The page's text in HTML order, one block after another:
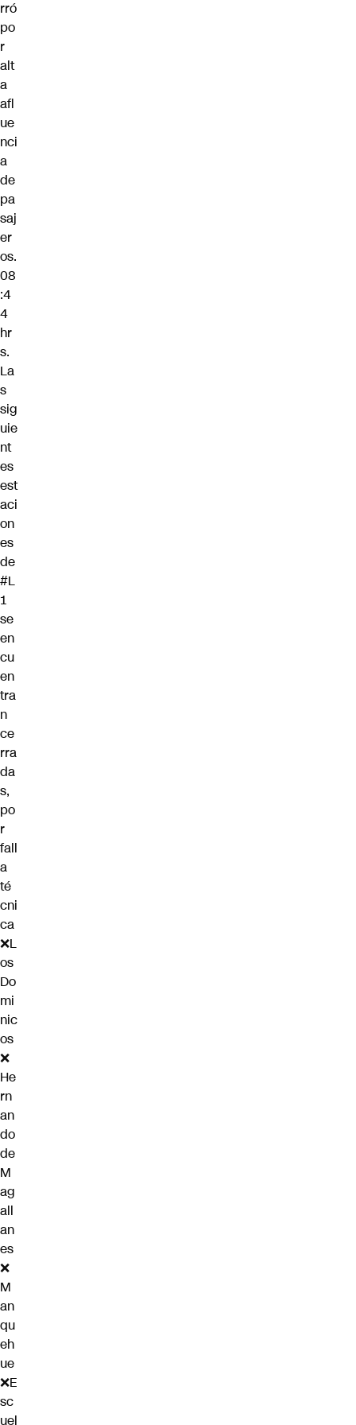
rró
po
r
alt
a
afl
ue
nci
a
de
pa
saj
er
os.
08
:4
4
hr
s.
La
s
sig
uie
nt
es
est
aci
on
es
de
#L
1
se
en
cu
en
tra
n
ce
rra
da
s,
po
r
fall
a
té
cni
ca
❌L
os
Do
mi
nic
os
❌
He
rn
an
do
de
M
ag
all
an
es
❌
M
an
qu
eh
ue
❌E
sc
uel